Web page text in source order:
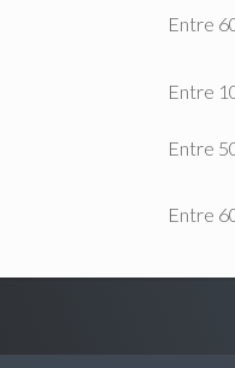
Entre
Entre
Entre
Entre